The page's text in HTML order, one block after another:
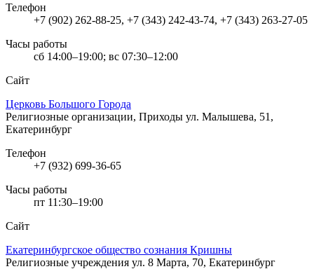
Телефон
+7 (902) 262-88-25, +7 (343) 242-43-74, +7 (343) 263-27-05
Часы работы
сб 14:00–19:00; вс 07:30–12:00
Сайт
Церковь Большого Города
Религиозные организации, Приходы ул. Малышева, 51,
Екатеринбург
Телефон
+7 (932) 699-36-65
Часы работы
пт 11:30–19:00
Сайт
Екатеринбургское общество сознания Кришны
Религиозные учреждения ул. 8 Марта, 70, Екатеринбург